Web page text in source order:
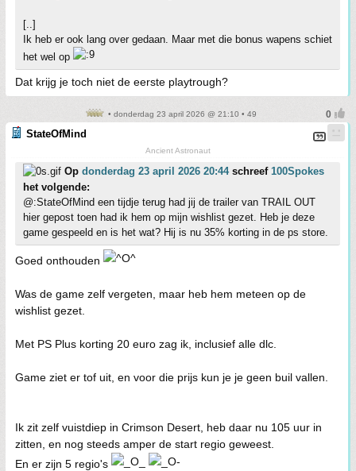
[..]
Ik heb er ook lang over gedaan. Maar met die bonus wapens schiet
het wel op
Dat krijg je toch niet de eerste playtrough?
• donderdag 23 april 2026 @ 21:10 • 49
StateOfMind
Ancient Astronaut
Op donderdag 23 april 2026 20:44schreef 100Spokes
het volgende:
@:StateOfMind een tijdje terug had jij de trailer van TRAIL OUT
hier gepost toen had ik hem op mijn wishlist gezet. Heb je deze
game gespeeld en is het wat? Hij is nu 35% korting in de ps store.
Goed onthouden
Was de game zelf vergeten, maar heb hem meteen op de
wishlist gezet.
Met PS Plus korting 20 euro zag ik, inclusief alle dlc.
Game ziet er tof uit, en voor die prijs kun je je geen buil vallen.
Ik zit zelf vuistdiep in Crimson Desert, heb daar nu 105 uur in
zitten, en nog steeds amper de start regio geweest.
En er zijn 5 regio's